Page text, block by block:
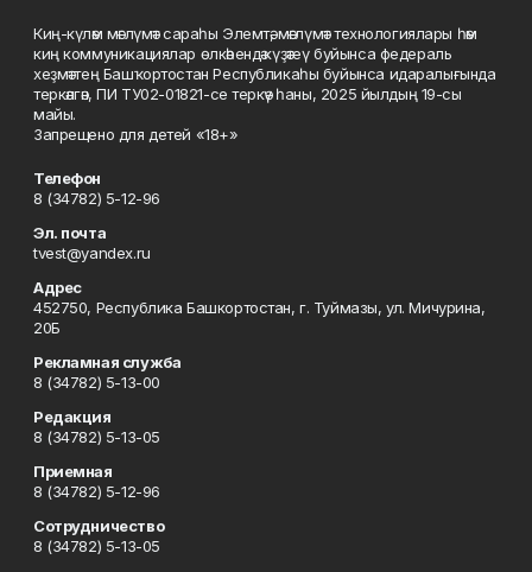
Киң-күләм мәғлүмәт сараһы Элемтә, мәғлүмәт технологиялары һәм
киң коммуникациялар өлкәһендә күҙәтеү буйынса федераль
хеҙмәттең Башҡортостан Республикаһы буйынса идаралығында
теркәлгән, ПИ ТУ02-01821-се теркәү һаны, 2025 йылдың 19-сы
майы.
Запрещено для детей «18+»
Телефон
8 (34782) 5-12-96
Эл. почта
tvest@yandex.ru
Адрес
452750, Республика Башкортостан, г. Туймазы, ул. Мичурина,
20Б
Рекламная служба
8 (34782) 5-13-00
Редакция
8 (34782) 5-13-05
Приемная
8 (34782) 5-12-96
Сотрудничество
8 (34782) 5-13-05